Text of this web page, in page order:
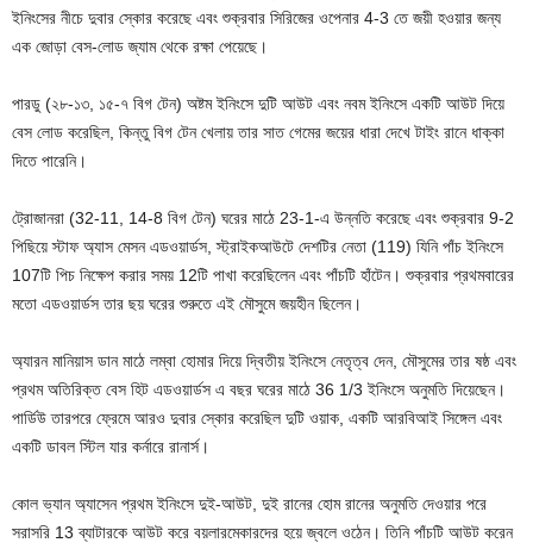
ইনিংসের নীচে দুবার স্কোর করেছে এবং শুক্রবার সিরিজের ওপেনার 4-3 তে জয়ী হওয়ার জন্য
এক জোড়া বেস-লোড জ্যাম থেকে রক্ষা পেয়েছে।
পারডু (২৮-১৩, ১৫-৭ বিগ টেন) অষ্টম ইনিংসে দুটি আউট এবং নবম ইনিংসে একটি আউট দিয়ে
বেস লোড করেছিল, কিন্তু বিগ টেন খেলায় তার সাত গেমের জয়ের ধারা দেখে টাইং রানে ধাক্কা
দিতে পারেনি।
ট্রোজানরা (32-11, 14-8 বিগ টেন) ঘরের মাঠে 23-1-এ উন্নতি করেছে এবং শুক্রবার 9-2
পিছিয়ে স্টাফ অ্যাস মেসন এডওয়ার্ডস, স্ট্রাইকআউটে দেশটির নেতা (119) যিনি পাঁচ ইনিংসে
107টি পিচ নিক্ষেপ করার সময় 12টি পাখা করেছিলেন এবং পাঁচটি হাঁটেন। শুক্রবার প্রথমবারের
মতো এডওয়ার্ডস তার ছয় ঘরের শুরুতে এই মৌসুমে জয়হীন ছিলেন।
অ্যারন মানিয়াস ডান মাঠে লম্বা হোমার দিয়ে দ্বিতীয় ইনিংসে নেতৃত্ব দেন, মৌসুমের তার ষষ্ঠ এবং
প্রথম অতিরিক্ত বেস হিট এডওয়ার্ডস এ বছর ঘরের মাঠে 36 1/3 ইনিংসে অনুমতি দিয়েছেন।
পার্ডিউ তারপরে ফ্রেমে আরও দুবার স্কোর করেছিল দুটি ওয়াক, একটি আরবিআই সিঙ্গেল এবং
একটি ডাবল স্টিল যার কর্নারে রানার্স।
কোল ভ্যান অ্যাসেন প্রথম ইনিংসে দুই-আউট, দুই রানের হোম রানের অনুমতি দেওয়ার পরে
সরাসরি 13 ব্যাটারকে আউট করে বয়লারমেকারদের হয়ে জ্বলে ওঠেন। তিনি পাঁচটি আউট করেন